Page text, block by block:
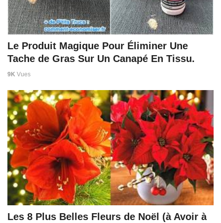
Le Produit Magique Pour Éliminer Une
Tache de Gras Sur Un Canapé En Tissu.
9K Vues
Les 8 Plus Belles Fleurs de Noël (à Avoir à